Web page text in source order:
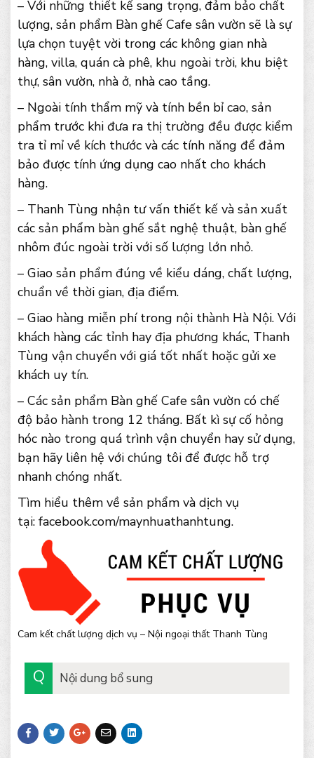
– Với những thiết kế sang trọng, đảm bảo chất
lượng, sản phẩm Bàn ghế Cafe sân vườn sẽ là sự
lựa chọn tuyệt vời trong các không gian nhà
hàng, villa, quán cà phê, khu ngoài trời, khu biệt
thự, sân vườn, nhà ở, nhà cao tầng.
– Ngoài tính thẩm mỹ và tính bền bỉ cao, sản
phẩm trước khi đưa ra thị trường đều được kiểm
tra tỉ mỉ về kích thước và các tính năng để đảm
bảo được tính ứng dụng cao nhất cho khách
hàng.
– Thanh Tùng nhận tư vấn thiết kế và sản xuất
các sản phẩm bàn ghế sắt nghệ thuật, bàn ghế
nhôm đúc ngoài trời với số lượng lớn nhỏ.
– Giao sản phẩm đúng về kiểu dáng, chất lượng,
chuẩn về thời gian, địa điểm.
– Giao hàng miễn phí trong nội thành Hà Nội. Với
khách hàng các tỉnh hay địa phương khác, Thanh
Tùng vận chuyển với giá tốt nhất hoặc gửi xe
khách uy tín.
– Các sản phẩm Bàn ghế Cafe sân vườn có chế
độ bảo hành trong 12 tháng. Bất kì sự cố hỏng
hóc nào trong quá trình vận chuyển hay sử dụng,
bạn hãy liên hệ với chúng tôi để được hỗ trợ
nhanh chóng nhất.
Tìm hiểu thêm về sản phẩm và dịch vụ
tại: facebook.com/maynhuathanhtung.
Cam kết chất lượng dịch vụ – Nội ngoại thất Thanh Tùng
Nội dung bổ sung